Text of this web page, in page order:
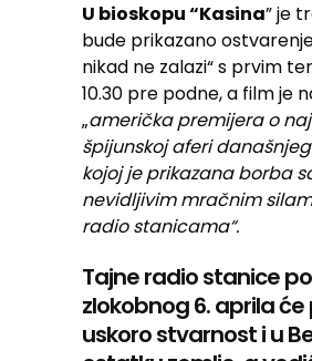
U bioskopu “Kasina” je
bude prikazano
nikad ne zalazi“ s prvim
10.30 pre podne, a film je
„američka premijera o
špijunskoj aferi
kojoj je prikazana borba
nevidljivim mračnim
radio stanicama“.
Tajne radio stanice
zlokobnog 6. aprila
uskoro stvarnost i u